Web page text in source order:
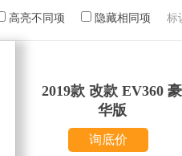
高亮不同项 隐藏相同项 标
2019款 改款 EV360 豪
华版
询底价